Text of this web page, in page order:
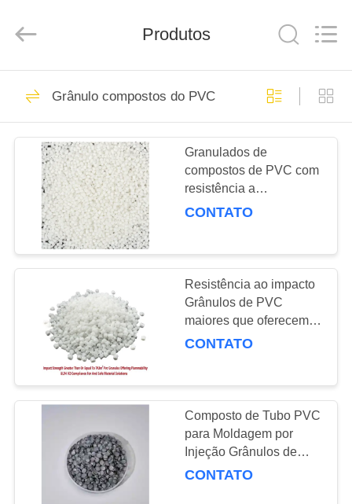
CASA
PRODUTOS
SOBRE
NÓS
EXCURSÃO
FÁBRICA
CONTROLE
DA
QUALIDADE
CONTACTE-
Chemical
estabilizador de
calor do pvc
Estabilizador do
zinco do cálcio
73
Grânulo compostos
do PVC
112
Produtos
Grânulo compostos do PVC
Granulados de
compostos de PVC com
resistência a
temperaturas de 80 °C e
CONTATO
Resistência ao impacto
Grânulos de PVC
maiores que oferecem
inflamabilidade
CONTATO
Composto de Tubo PVC
para Moldagem por
Injeção Grânulos de
PVC para Perfis e
CONTATO